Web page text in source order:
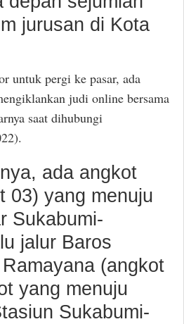
jurusan di Kota
untuk pergi ke pasar, ada
judi online bersama
saat dihubungi
ada angkot
03) yang menuju
Sukabumi-
jalur Baros
(angkot
yang menuju
Sukabumi-